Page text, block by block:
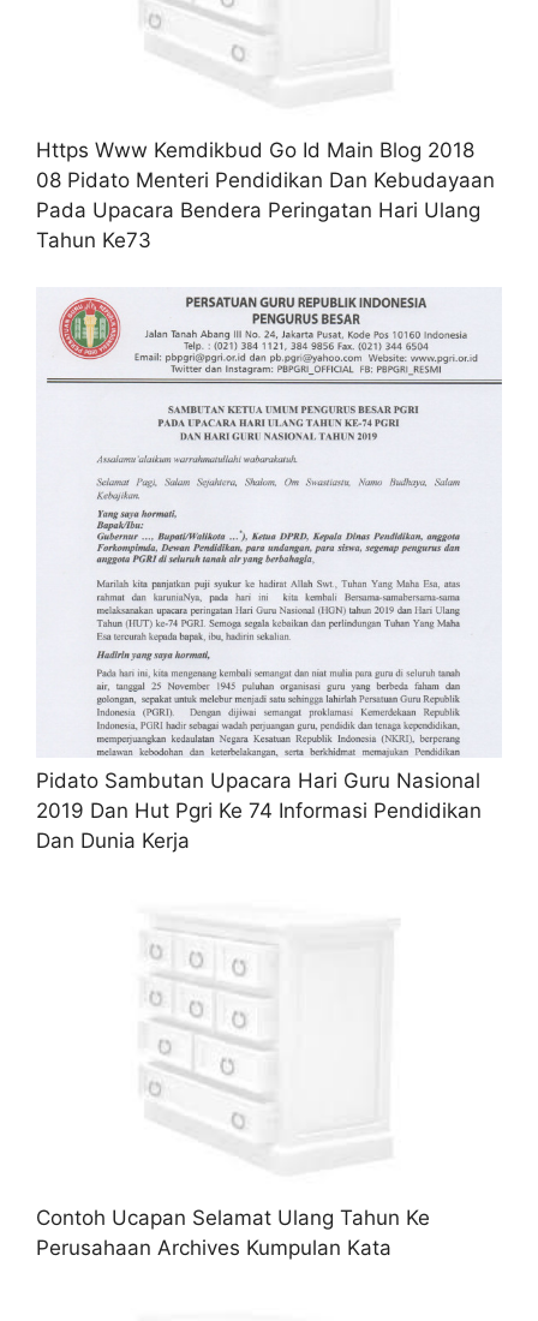
Https Www Kemdikbud Go Id Main Blog 2018
08 Pidato Menteri Pendidikan Dan Kebudayaan
Pada Upacara Bendera Peringatan Hari Ulang
Tahun Ke73
Pidato Sambutan Upacara Hari Guru Nasional
2019 Dan Hut Pgri Ke 74 Informasi Pendidikan
Dan Dunia Kerja
Contoh Ucapan Selamat Ulang Tahun Ke
Perusahaan Archives Kumpulan Kata